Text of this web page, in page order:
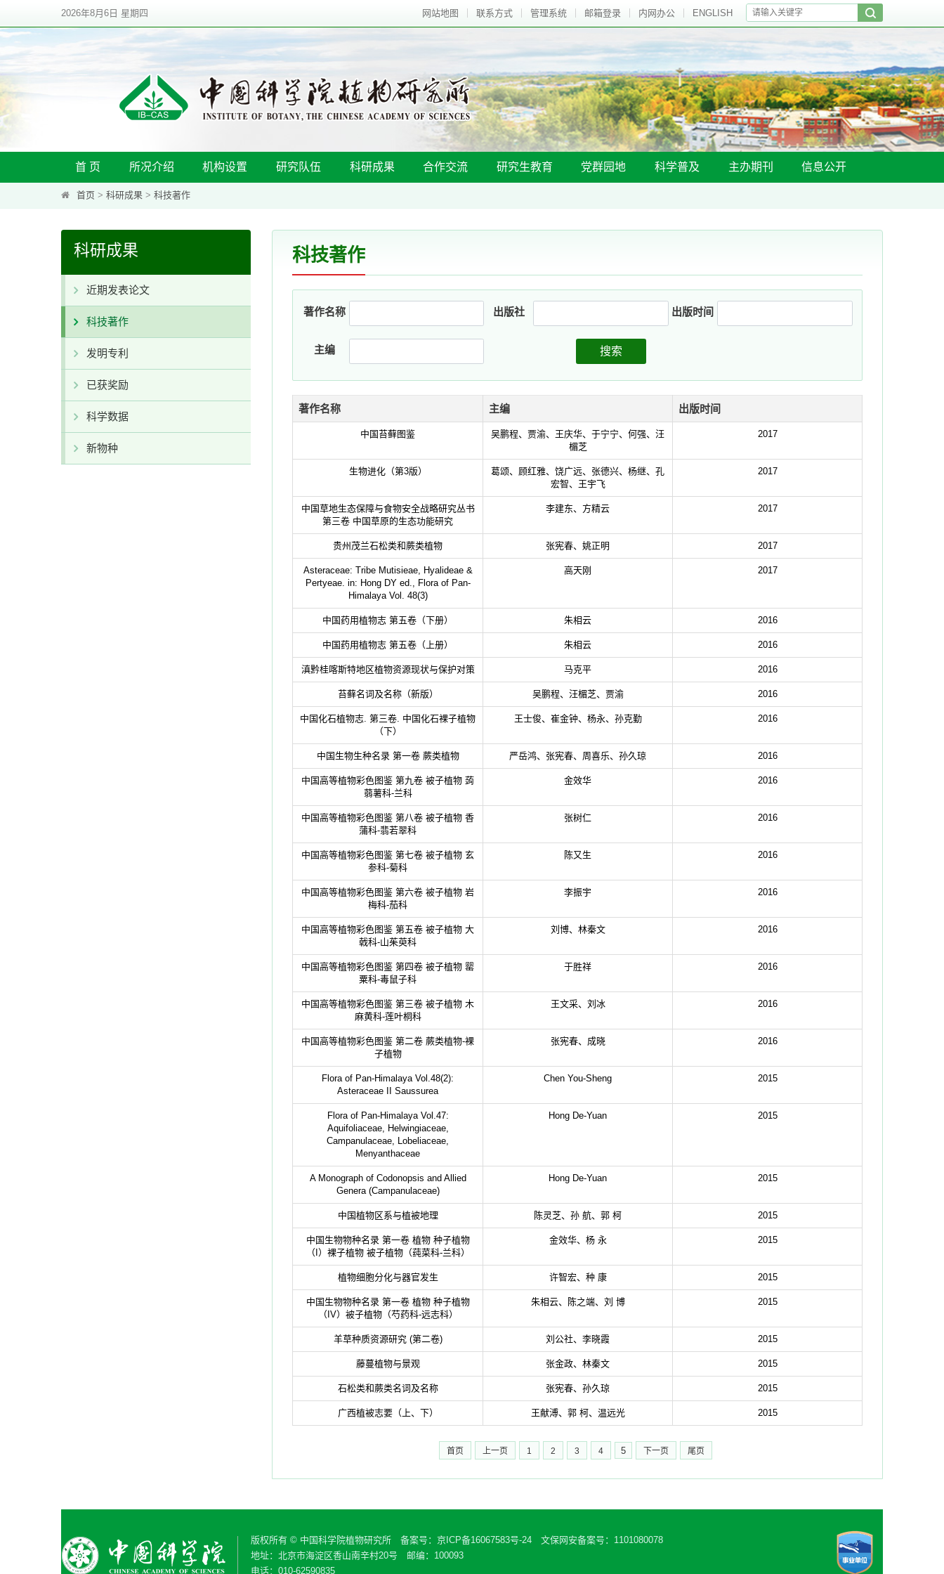
2026年8月6日 星期四 网站地图 联系方式 管理系统 邮箱登录 内网办公 ENGLISH
首 页 所况介绍 机构设置 研究队伍 科研成果 合作交流 研究生教育 党群园地 科学普及 主办期刊 信息公开
首页 > 科研成果 > 科技著作
科研成果
近期发表论文
科技著作
发明专利
已获奖励
科学数据
新物种
科技著作
著作名称 出版社 出版时间
主编 搜索
著作名称 主编 出版时间
中国苔藓图鉴
吴鹏程、贾渝、王庆华、于宁宁、何强、汪
楣芝
2017
生物进化（第3版）
葛颂、顾红雅、饶广远、张德兴、杨继、孔
宏智、王宇飞
2017
中国草地生态保障与食物安全战略研究丛书
第三卷 中国草原的生态功能研究
李建东、方精云 2017
贵州茂兰石松类和蕨类植物 张宪春、姚正明 2017
Asteraceae: Tribe Mutisieae, Hyalideae &
Pertyeae. in: Hong DY ed., Flora of Pan-
Himalaya Vol. 48(3)
高天刚 2017
中国药用植物志 第五卷（下册） 朱相云 2016
中国药用植物志 第五卷（上册） 朱相云 2016
滇黔桂喀斯特地区植物资源现状与保护对策 马克平 2016
苔藓名词及名称（新版） 吴鹏程、汪楣芝、贾渝 2016
中国化石植物志. 第三卷. 中国化石裸子植物
（下）
王士俊、崔金钟、杨永、孙克勤 2016
中国生物生种名录 第一卷 蕨类植物 严岳鸿、张宪春、周喜乐、孙久琼 2016
中国高等植物彩色图鉴 第九卷 被子植物 蒟
蒻薯科-兰科
金效华 2016
中国高等植物彩色图鉴 第八卷 被子植物 香
蒲科-翡若翠科
张树仁 2016
中国高等植物彩色图鉴 第七卷 被子植物 玄
参科-菊科
陈又生 2016
中国高等植物彩色图鉴 第六卷 被子植物 岩
梅科-茄科
李振宇 2016
中国高等植物彩色图鉴 第五卷 被子植物 大
戟科-山茱萸科
刘博、林秦文 2016
中国高等植物彩色图鉴 第四卷 被子植物 罂
粟科-毒鼠子科
于胜祥 2016
中国高等植物彩色图鉴 第三卷 被子植物 木
麻黄科-莲叶桐科
王文采、刘冰 2016
中国高等植物彩色图鉴 第二卷 蕨类植物-裸
子植物
张宪春、成晓 2016
Flora of Pan-Himalaya Vol.48(2):
Asteraceae II Saussurea
Chen You-Sheng 2015
Flora of Pan-Himalaya Vol.47:
Aquifoliaceae, Helwingiaceae,
Campanulaceae, Lobeliaceae,
Menyanthaceae
Hong De-Yuan 2015
A Monograph of Codonopsis and Allied
Genera (Campanulaceae)
Hong De-Yuan 2015
中国植物区系与植被地理 陈灵芝、孙 航、郭 柯 2015
中国生物物种名录 第一卷 植物 种子植物
（I）裸子植物 被子植物（莼菜科-兰科）
金效华、杨 永 2015
植物细胞分化与器官发生 许智宏、种 康 2015
中国生物物种名录 第一卷 植物 种子植物
（IV）被子植物（芍药科-远志科）
朱相云、陈之端、刘 博 2015
羊草种质资源研究 (第二卷) 刘公社、李晓霞 2015
藤蔓植物与景观 张金政、林秦文 2015
石松类和蕨类名词及名称 张宪春、孙久琼 2015
广西植被志要（上、下） 王献溥、郭 柯、温远光 2015
首页 上一页 1 2 3 4 5 下一页 尾页
版权所有 © 中国科学院植物研究所 备案号： 京ICP备16067583号-24 文保网安备案号：1101080078
地址：北京市海淀区香山南辛村20号 邮编：100093
电话：010-62590835